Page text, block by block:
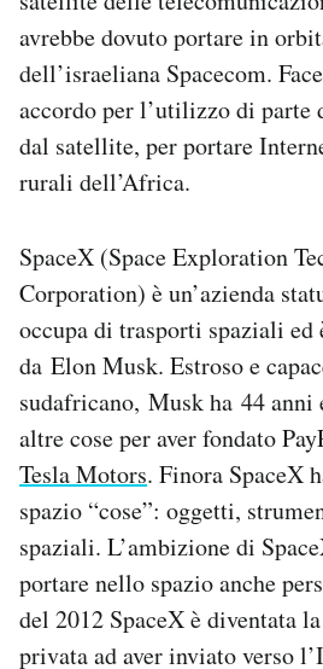
avrebbe dovuto portare in
dell’israeliana Spacecom.
accordo per l’utilizzo di parte
dal satellite, per portare
rurali dell’Africa.
SpaceX (Space Exploration
Corporation) è un’azienda
occupa di trasporti spaziali ed
da Elon Musk. Estroso e
sudafricano, Musk ha 44 anni
altre cose per aver fondato
Tesla Motors. Finora SpaceX
spazio “cose”: oggetti,
spaziali. L’ambizione di
portare nello spazio anche
del 2012 SpaceX è diventata
privata ad aver inviato verso